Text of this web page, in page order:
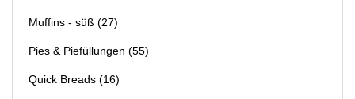
Muffins - süß (27)
Pies & Piefüllungen (55)
Quick Breads (16)